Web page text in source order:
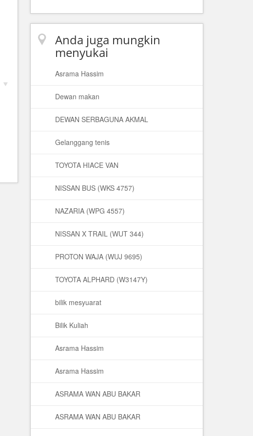
Anda juga mungkin
menyukai
Asrama Hassim
Dewan makan
DEWAN SERBAGUNA AKMAL
Gelanggang tenis
TOYOTA HIACE VAN
NISSAN BUS (WKS 4757)
NAZARIA (WPG 4557)
NISSAN X TRAIL (WUT 344)
PROTON WAJA (WUJ 9695)
TOYOTA ALPHARD (W3147Y)
bilik mesyuarat
Bilik Kuliah
Asrama Hassim
Asrama Hassim
ASRAMA WAN ABU BAKAR
ASRAMA WAN ABU BAKAR